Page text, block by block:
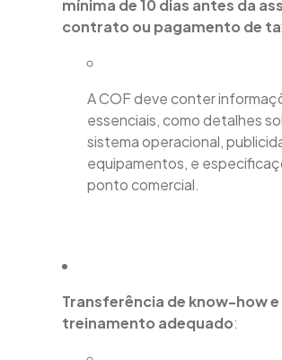
mínima de 10 dias antes da
contrato ou pagamento de
A COF deve conter
essenciais, como detalhes
sistema operacional,
equipamentos, e
ponto comercial.
Transferência de know-how e
treinamento adequado: